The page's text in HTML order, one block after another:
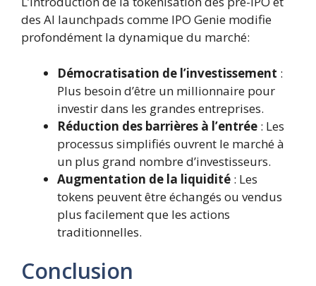
des AI launchpads comme IPO Genie modifie
profondément la dynamique du marché:
Démocratisation de l’investissement :
Plus besoin d’être un millionnaire pour
investir dans les grandes entreprises.
Réduction des barrières à l’entrée : Les
processus simplifiés ouvrent le marché à
un plus grand nombre d’investisseurs.
Augmentation de la liquidité : Les
tokens peuvent être échangés ou vendus
plus facilement que les actions
traditionnelles.
Conclusion